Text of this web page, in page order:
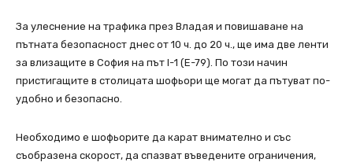
За улеснение на трафика през Владая и повишаване на
пътната безопасност днес от 10 ч. до 20 ч., ще има две ленти
за влизащите в София на път I-1 (Е-79). По този начин
пристигащите в столицата шофьори ще могат да пътуват по-
удобно и безопасно.
Необходимо е шофьорите да карат внимателно и със
съобразена скорост, да спазват въведените ограничения,